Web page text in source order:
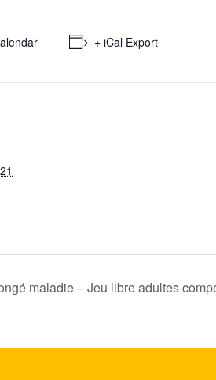
+ iCal Export
maladie – Jeu libre adultes